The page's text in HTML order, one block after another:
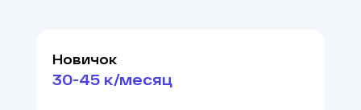
Новичок
30-45 к/месяц